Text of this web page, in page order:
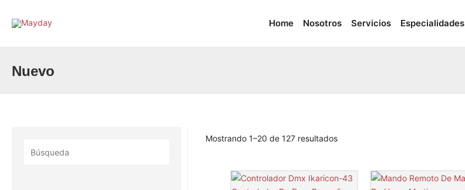
Home Nosotros Servicios Especialidades
Nuevo
Mostrando 1–20 de 127 resultados
por